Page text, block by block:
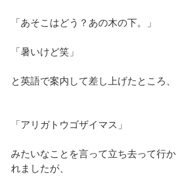
「あそこはどう？あの木の下。」
「暑いけど笑」
と英語で案内して差し上げたところ、
「アリガトウゴザイマス」
みたいなことを言って立ち去って行か
れましたが、